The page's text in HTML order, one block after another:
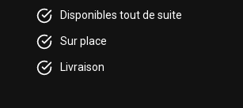
Disponibles tout de suite
Sur place
Livraison